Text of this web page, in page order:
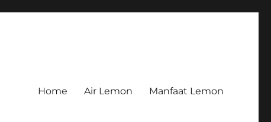
Home Air Lemon Manfaat Lemon